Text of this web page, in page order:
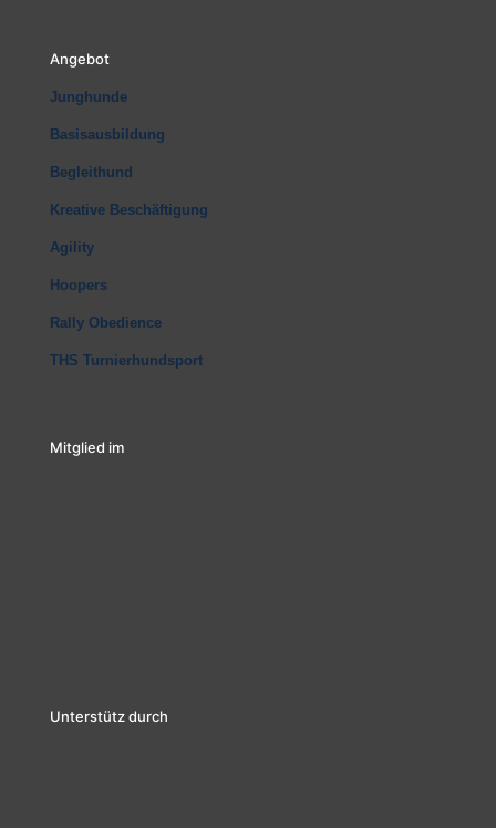
Angebot
Junghunde
Basisausbildung
Begleithund
Kreative Beschäftigung
Agility
Hoopers
Rally Obedience
THS Turnierhundsport
Mitglied im
Unterstütz durch